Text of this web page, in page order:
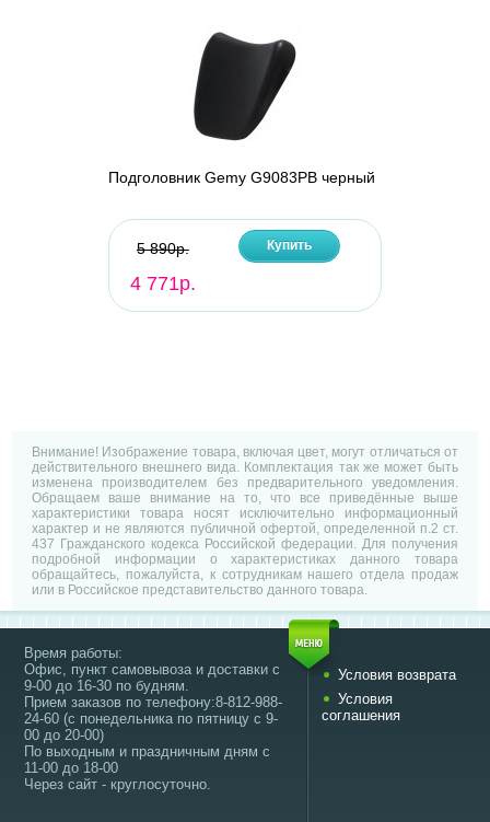
Подголовник Gemy G9083PB черный
5 890р.
4 771р.
Купить
Внимание! Изображение товара, включая цвет, могут отличаться от
действительного внешнего вида. Комплектация так же может быть
изменена производителем без предварительного уведомления.
Обращаем ваше внимание на то, что все приведённые выше
характеристики товара носят исключительно информационный
характер и не являются публичной офертой, определенной п.2 ст.
437 Гражданского кодекса Российской федерации. Для получения
подробной информации о характеристиках данного товара
обращайтесь, пожалуйста, к сотрудникам нашего отдела продаж
или в Российское представительство данного товара.
Время работы:
Офис, пункт самовывоза и доставки с
9-00 до 16-30 по будням.
Прием заказов по телефону:8-812-988-
24-60 (с понедельника по пятницу с 9-
00 до 20-00)
По выходным и праздничным дням с
11-00 до 18-00
Через сайт - круглосуточно.
Условия возврата
Условия
соглашения